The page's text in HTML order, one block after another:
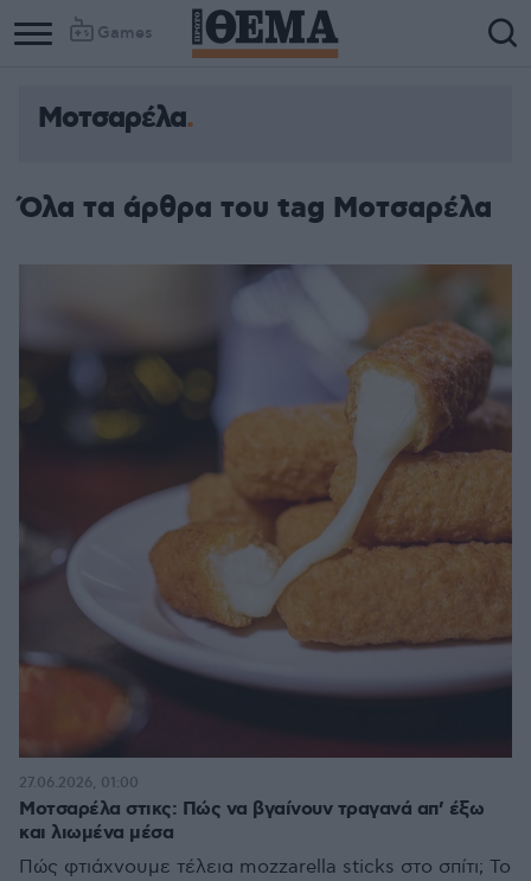
Games
Μοτσαρέλα
Όλα τα άρθρα του tag Μοτσαρέλα
Μοτσαρέλα στικς: Πώς να βγαίνουν τραγανά απ’ έξω
και λιωμένα μέσα
Πώς φτιάχνουμε τέλεια mozzarella sticks στο σπίτι; Το
27.06.2026, 01:00